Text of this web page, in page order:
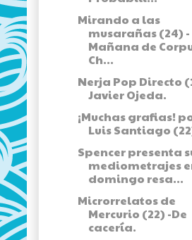
Mirando a las
musarañas (24) -
Mañana de
Ch...
Nerja Pop Directo
Javier Ojeda.
¡Muchas grafias!
Luis Santiago
Spencer presenta
mediometrajes
domingo resa...
Microrrelatos de
Mercurio (22) -De
cacería.